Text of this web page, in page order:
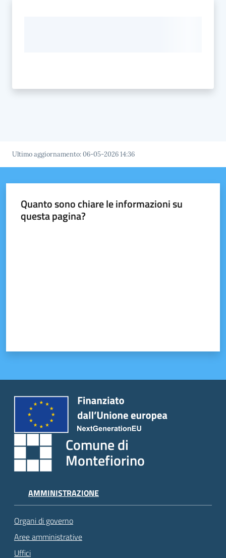
Ultimo aggiornamento:06-05-2026 14:36
Quanto sono chiare le informazioni su
questa pagina?
Comune di
Montefiorino
AMMINISTRAZIONE
Organi di governo
Aree amministrative
Uffici